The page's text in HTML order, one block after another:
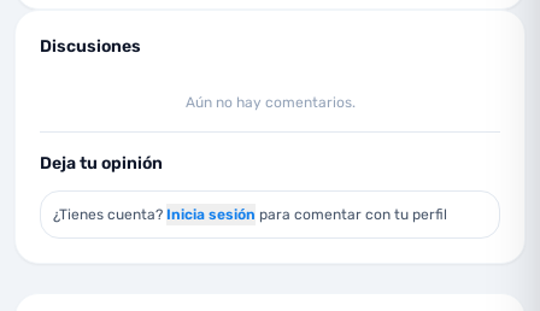
Discusiones
Aún no hay comentarios.
Deja tu opinión
¿Tienes cuenta? Inicia sesión para comentar con tu perfil